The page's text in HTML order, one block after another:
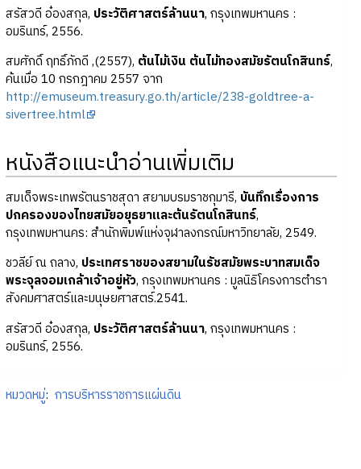
สรัสวดี อ๋องสกุล, ประวัติศาสตร์ล้านนา, กรุงเทพมหานคร :
อมรินทร์, 2556.
สมศักดิ์ ฤทธิ์ภักดี ,(2557), ต้นไม้เงิน ต้นไม้ทองสมัยรัตนโกสินทร์,
ค้นเมื่อ 10 กรกฎาคม 2557 จาก
http://emuseum.treasury.go.th/article/238-goldtree-a-
sivertree.html
หนังสือแนะนำอ่านเพิ่มเติม
สมเด็จพระเทพรัตนราชสุดา สยามบรมราชกุมารี, บันทึกเรื่องการ
ปกครองของไทยสมัยอยุธยาและต้นรัตนโกสินทร์,
กรุงเทพมหานคร: สำนักพิมพ์แห่งจุฬาลงกรณ์มหาวิทยาลัย, 2549.
ชวลีย์ ณ ถลาง, ประเทศราชของสยามในรัชสมัยพระบาทสมเด็จ
พระจุลจอมเกล้าเจ้าอยู่หัว, กรุงเทพมหานคร : มูลนิธิโครงการตำรา
สังคมศาสตร์และมนุษยศาสตร์.2541.
สรัสวดี อ๋องสกุล, ประวัติศาสตร์ล้านนา, กรุงเทพมหานคร :
อมรินทร์, 2556.
หมวดหมู่: การบริหารราชการแผ่นดิน